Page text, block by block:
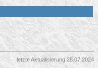
letzte Aktualisierung 28.07.2024